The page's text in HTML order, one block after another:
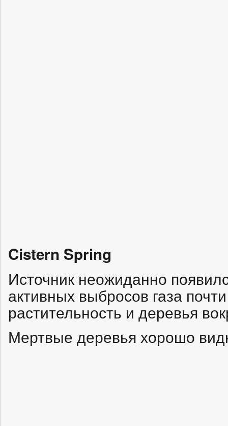
Cistern Spring
Источник неожиданно
активных выбросов газа
растительность и деревья
Мертвые деревья хорошо